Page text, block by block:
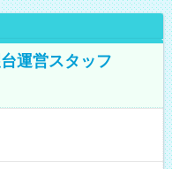
運営スタッフ